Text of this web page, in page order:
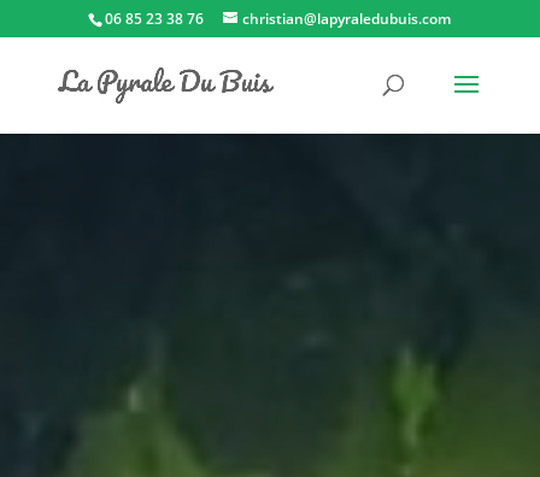
06 85 23 38 76 christian@lapyraledubuis.com